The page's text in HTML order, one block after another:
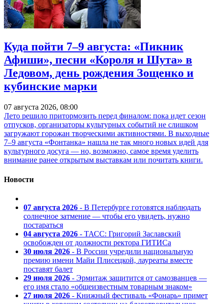
Куда пойти 7–9 августа: «Пикник
Афиши», песни «Короля и Шута» в
Ледовом, день рождения Зощенко и
кубинские марки
07 августа 2026, 08:00
Лето решило притормозить перед финалом: пока идет сезон
отпусков, организаторы культурных событий не слишком
загружают горожан творческими активностями. В выходные
7–9 августа «Фонтанка» нашла не так много новых идей для
культурного досуга — но, возможно, самое время уделить
внимание ранее открытым выставкам или почитать книги.
Новости
07 августа 2026 - В Петербурге готовятся наблюдать
солнечное затмение — чтобы его увидеть, нужно
постараться
04 августа 2026 - ТАСС: Григорий Заславский
освобожден от должности ректора ГИТИСа
30 июля 2026 - В России учредили национальную
премию имени Майи Плисецкой, лауреаты вместе
поставят балет
29 июля 2026 - Эрмитаж защитится от самозванцев —
его имя стало «общеизвестным товарным знаком»
27 июля 2026 - Книжный фестиваль «Фонарь» примет